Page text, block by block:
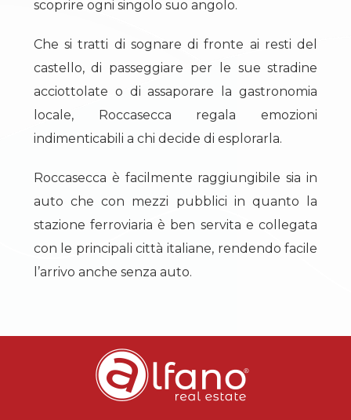
scoprire ogni singolo suo angolo.
Che si tratti di sognare di fronte ai resti del
castello, di passeggiare per le sue stradine
acciottolate o di assaporare la gastronomia
locale, Roccasecca regala emozioni
indimenticabili a chi decide di esplorarla.
Roccasecca è facilmente raggiungibile sia in
auto che con mezzi pubblici in quanto la
stazione ferroviaria è ben servita e collegata
con le principali città italiane, rendendo facile
l’arrivo anche senza auto.